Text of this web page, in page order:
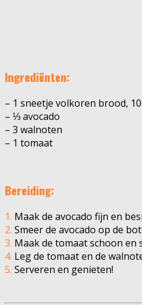
Ingrediënten:
– 1 sneetje volkoren brood,
– ⅓ avocado
– 3 walnoten
– 1 tomaat
Bereiding:
1. Maak de avocado fijn en
2. Smeer de avocado op de
3. Maak de tomaat schoon en
4. Leg de tomaat en de
5. Serveren en genieten!